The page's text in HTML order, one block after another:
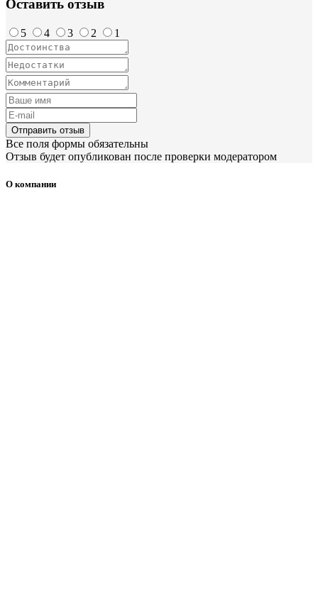
Оставить отзыв
5 4 3 2 1
Отправить отзыв
Все поля формы обязательны
Отзыв будет опубликован после проверки модератором
О компании